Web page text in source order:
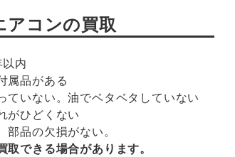
アコンの買取
内
属品がある
ていない。油でベタベタしていない
がひどくない
品の欠損がない。
取できる場合があります。